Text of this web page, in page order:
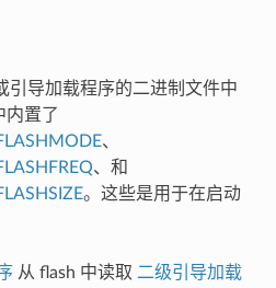
引导加载程序的二进制文件中
内置了
、
、和
。这些是用于在启动
从 flash 中读取 二级引导加载